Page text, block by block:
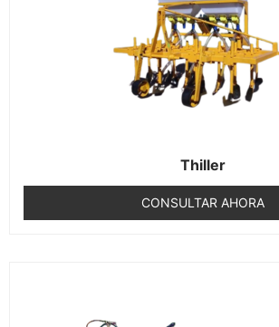
Thiller
CONSULTAR AHORA